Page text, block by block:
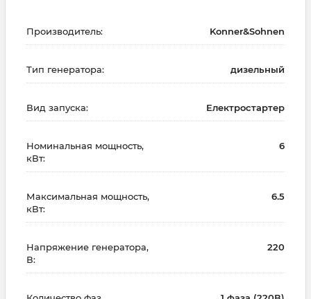
Производитель: Konner&Sohnen
Тип генератора: дизельный
Вид запуска: Електростартер
Номинальная мощность,
кВт:
6
Максимальная мощность,
кВт:
6.5
Напряжение генератора,
В:
220